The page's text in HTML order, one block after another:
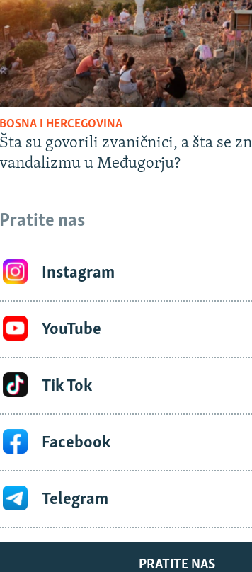
BOSNA I HERCEGOVINA
Šta su govorili zvaničnici, a šta se
vandalizmu u Međugorju?
Pratite nas
Instagram
YouTube
Tik Tok
Facebook
Telegram
PRATITE NAS